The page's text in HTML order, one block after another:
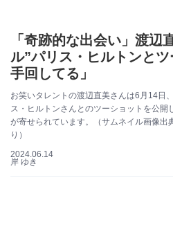
「奇跡的な出会い」渡辺
ル”パリス・ヒルトンと
手回してる」
お笑いタレントの渡辺直美さんは6月14日
ス・ヒルトンさんとのツーショットを公開
が寄せられています。（サムネイル画像出
り）
2024.06.14
岸 ゆき